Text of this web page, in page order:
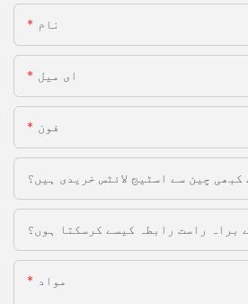
نام
ای میل
فون
چین سے اسٹیج لائٹس خریدی ہیں؟
براہ راست رابطہ کیسے کرسکتا ہوں؟
مواد